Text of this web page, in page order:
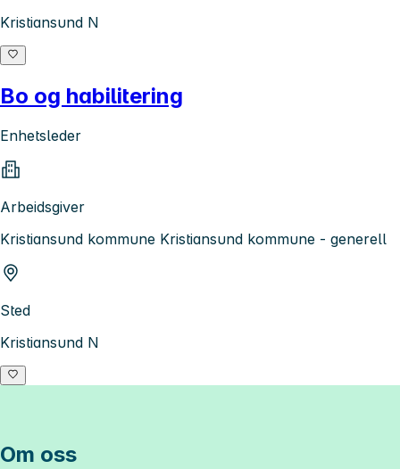
Kristiansund N
Bo og habilitering
Enhetsleder
Arbeidsgiver
Kristiansund kommune Kristiansund kommune - generell
Sted
Kristiansund N
Om oss